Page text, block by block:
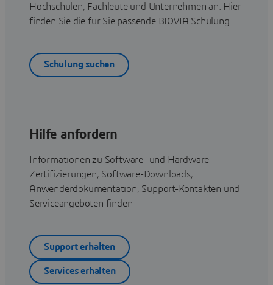
Hochschulen, Fachleute und Unternehmen an. Hier
finden Sie die für Sie passende BIOVIA Schulung.
Schulung suchen
Hilfe anfordern
Informationen zu Software- und Hardware-
Zertifizierungen, Software-Downloads,
Anwenderdokumentation, Support-Kontakten und
Serviceangeboten finden
Support erhalten
Services erhalten